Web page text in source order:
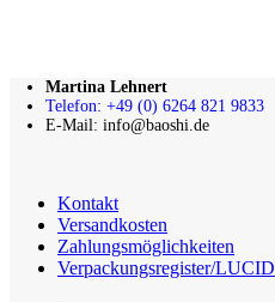
Martina Lehnert
Telefon: +49 (0) 6264 821 9833
E-Mail: info@baoshi.de
Kontakt
Versandkosten
Zahlungsmöglichkeiten
Verpackungsregister/LUCID